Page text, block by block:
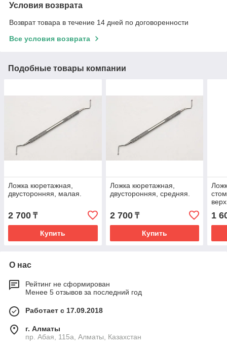
Условия возврата
Возврат товара в течение 14 дней по договоренности
Все условия возврата
Подобные товары компании
Ложка кюретажная,
двусторонняя, малая.
2 700 ₸
Купить
Ложка кюретажная,
двусторонняя, средняя.
2 700₸
Купить
1
О нас
Рейтинг не сформирован
Менее 5 отзывов за последний год
Работает с 17.09.2018
г. Алматы
пр. Абая, 115а, Алматы, Казахстан